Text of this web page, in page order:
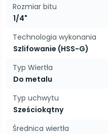
Rozmiar bitu
1/4"
Technologia wykonania
Szlifowanie (HSS-G)
Typ Wiertła
Do metalu
Typ uchwytu
Sześciokątny
Średnica wiertła